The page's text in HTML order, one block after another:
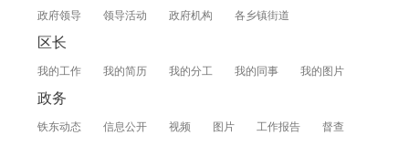
政府领导 领导活动 政府机构 各乡镇街道
区长
我的工作 我的简历 我的分工 我的同事 我的图片
政务
铁东动态 信息公开 视频 图片 工作报告 督查